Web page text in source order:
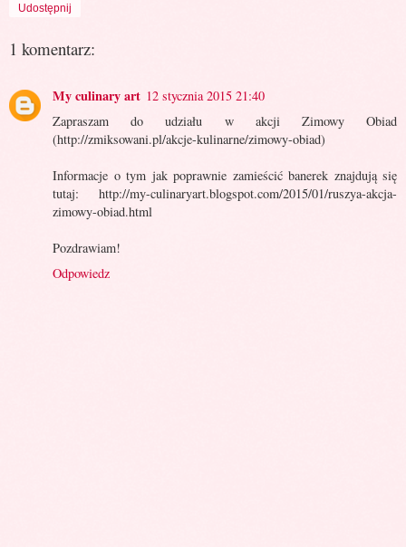
Udostępnij
1 komentarz:
My culinary art 12 stycznia 2015 21:40
Zapraszam do udziału w akcji Zimowy Obiad
(http://zmiksowani.pl/akcje-kulinarne/zimowy-obiad)
Informacje o tym jak poprawnie zamieścić banerek znajdują się
tutaj: http://my-culinaryart.blogspot.com/2015/01/ruszya-akcja-
zimowy-obiad.html
Pozdrawiam!
Odpowiedz